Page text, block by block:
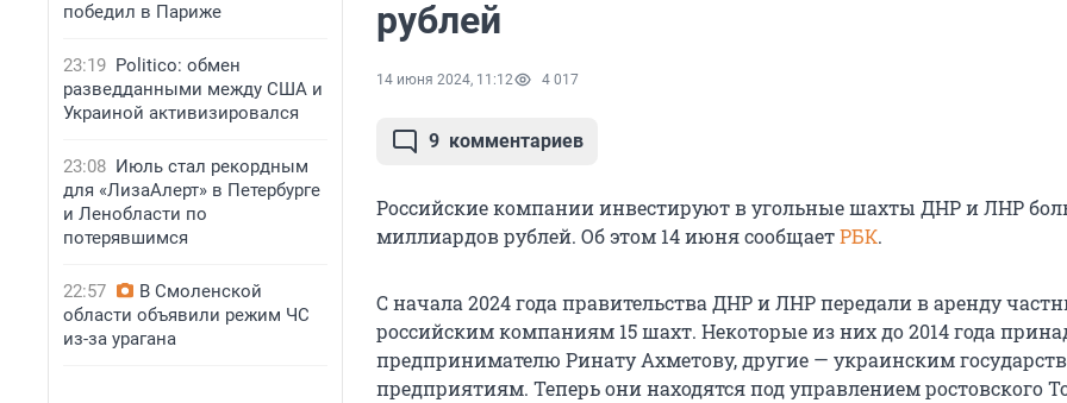
победил в Париже
23:19 Politico: обмен
разведданными между США и
Украиной активизировался
23:08 Июль стал рекордным
для «ЛизаАлерт» в Петербурге
и Ленобласти по
потерявшимся
22:57
В Смоленской
области объявили режим ЧС
из-за урагана
рублей
14 июня 2024, 11:12 4 017
9 комментариев
Российские компании инвестируют в угольные шахты ДНР и ЛНР
миллиардов рублей. Об этом 14 июня сообщаетРБК.
С начала 2024 года правительства ДНР и ЛНР передали в аренду
российским компаниям 15 шахт. Некоторые из них до 2014 года
предпринимателю Ринату Ахметову, другие — украинским
предприятиям. Теперь они находятся под управлением ростовского